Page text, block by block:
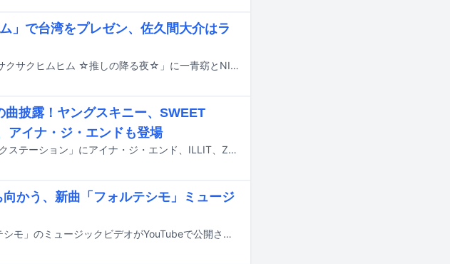
」で台湾をプレゼン、佐久間大介はラ
本日7月18日23:30より放送される日本テレビ系「サクサクヒムヒム ☆推しの降る夜☆」に一青窈とNICHOLAS（&TEAM）が出演する。
披露！ヤングスキニー、SWEET
アイナ・ジ・エンドも登場
7月24日にテレビ朝日系で放送される「ミュージックステーション」にアイナ・ジ・エンド、ILLIT、ZAZEN BOYS、SWEET STEADY、timelesz、乃木坂46、ヤングスキニーが出演する。
かう、新曲「フォルテシモ」ミュージ
乃木坂46のアンダーメンバーによる新曲「フォルテシモ」のミュージックビデオがYouTubeで公開された。